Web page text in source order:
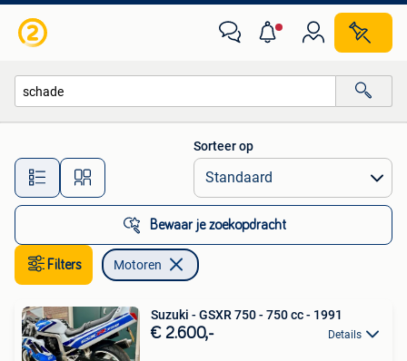
Alle afstanden…
Sorteer op
Bewaar je zoekopdracht
Filters Motoren
Suzuki - GSXR 750 - 750 cc - 1991
€ 2.600,- Details